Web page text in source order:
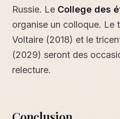
Russie. Le College des
organise un colloque. Le
Voltaire (2018) et le
(2029) seront des
relecture.